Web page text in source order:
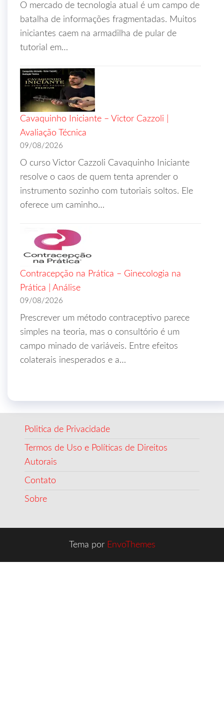
O mercado de tecnologia atual é um campo de
batalha de informações fragmentadas. Muitos
iniciantes caem na armadilha de pular de
tutorial em…
Cavaquinho Iniciante – Victor Cazzoli |
Avaliação Técnica
09/08/2026
O curso Victor Cazzoli Cavaquinho Iniciante
resolve o caos de quem tenta aprender o
instrumento sozinho com tutoriais soltos. Ele
oferece um caminho…
Contracepção na Prática – Ginecologia na
Prática | Análise
09/08/2026
Prescrever um método contraceptivo parece
simples na teoria, mas o consultório é um
campo minado de variáveis. Entre efeitos
colaterais inesperados e a…
Politica de Privacidade
Termos de Uso e Políticas de Direitos
Autorais
Contato
Sobre
Tema por EnvoThemes